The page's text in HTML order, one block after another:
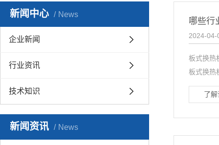
新闻中心 News
企业新闻
行业资讯
技术知识
新闻资讯 News
哪些
2024-04-
板式换
板式换
了